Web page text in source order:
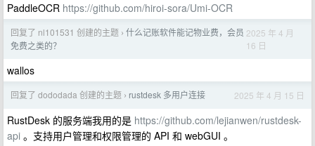
PaddleOCR https://github.com/hiroi-sora/Umi-OCR
回复了 nl101531 创建的主题 › 什么记账软件能记物业费，会员
免费之类的？
2025 年 4 月
16 日
wallos
回复了 dododada 创建的主题 › rustdesk 多用户连接 2025 年 4 月 15 日
RustDesk 的服务端我用的是 https://github.com/lejianwen/rustdesk-
api 。支持用户管理和权限管理的 API 和 webGUI 。